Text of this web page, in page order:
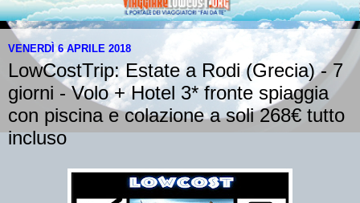
VENERDÌ 6 APRILE 2018
LowCostTrip: Estate a Rodi (Grecia) - 7
giorni - Volo + Hotel 3* fronte spiaggia
con piscina e colazione a soli 268€ tutto
incluso